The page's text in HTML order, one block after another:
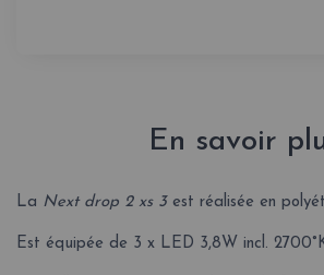
En savoir
La Next drop 2 xs 3 est réalisée en
Est équipée de 3 x LED 3,8W incl.